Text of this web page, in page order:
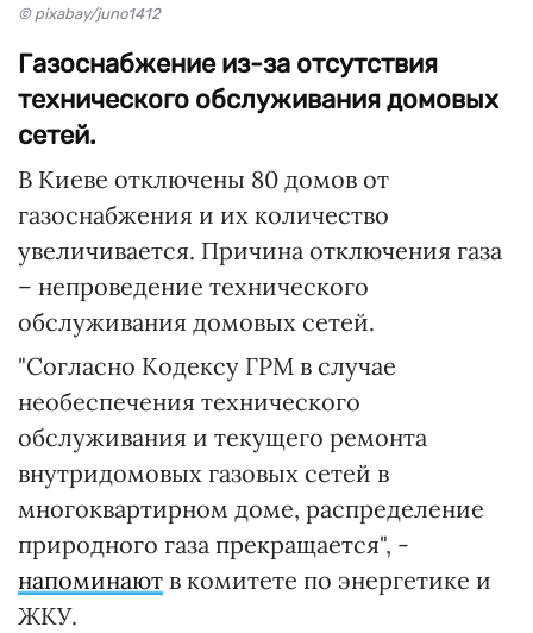
© pixabay/juno1412
Газоснабжение из-за отсутствия
технического обслуживания домовых
сетей.
В Киеве отключены 80 домов от
газоснабжения и их количество
увеличивается. Причина отключения газа
– непроведение технического
обслуживания домовых сетей.
"Согласно Кодексу ГРМ в случае
необеспечения технического
обслуживания и текущего ремонта
внутридомовых газовых сетей в
многоквартирном доме, распределение
природного газа прекращается", -
напоминают в комитете по энергетике и
ЖКУ.